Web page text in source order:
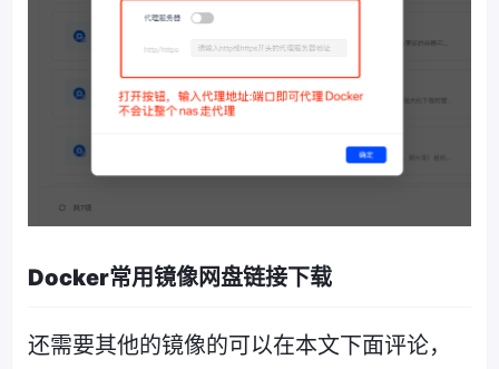
Docker常用镜像网盘链接下载
还需要其他的镜像的可以在本文下面评论，